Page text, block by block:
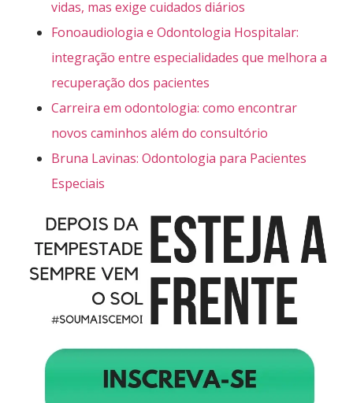
vidas, mas exige cuidados diários
Fonoaudiologia e Odontologia Hospitalar:
integração entre especialidades que melhora a
recuperação dos pacientes
Carreira em odontologia: como encontrar
novos caminhos além do consultório
Bruna Lavinas: Odontologia para Pacientes
Especiais